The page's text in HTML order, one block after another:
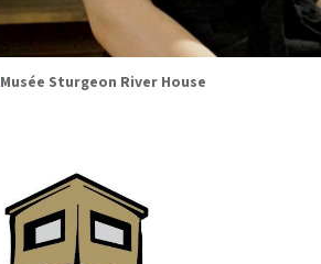
Musée Sturgeon River House